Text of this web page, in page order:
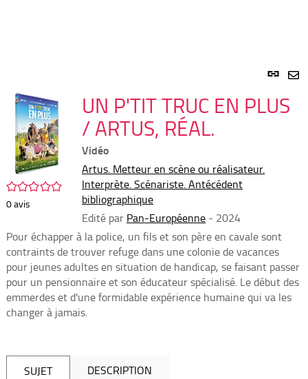
Lien
/5
0avis
UN P'TIT TRUC EN PLUS
/ ARTUS, RÉAL.
Vidéo
Artus. Metteur en scène ou réalisateur.
Interprète. Scénariste. Antécédent
bibliographique
Edité par Pan-Européenne - 2024
Pour échapper à la police, un fils et son père en cavale sont
contraints de trouver refuge dans une colonie de vacances
pour jeunes adultes en situation de handicap, se faisant passer
pour un pensionnaire et son éducateur spécialisé. Le début des
emmerdes et d'une formidable expérience humaine qui va les
changer à jamais.
SUJET DESCRIPTION